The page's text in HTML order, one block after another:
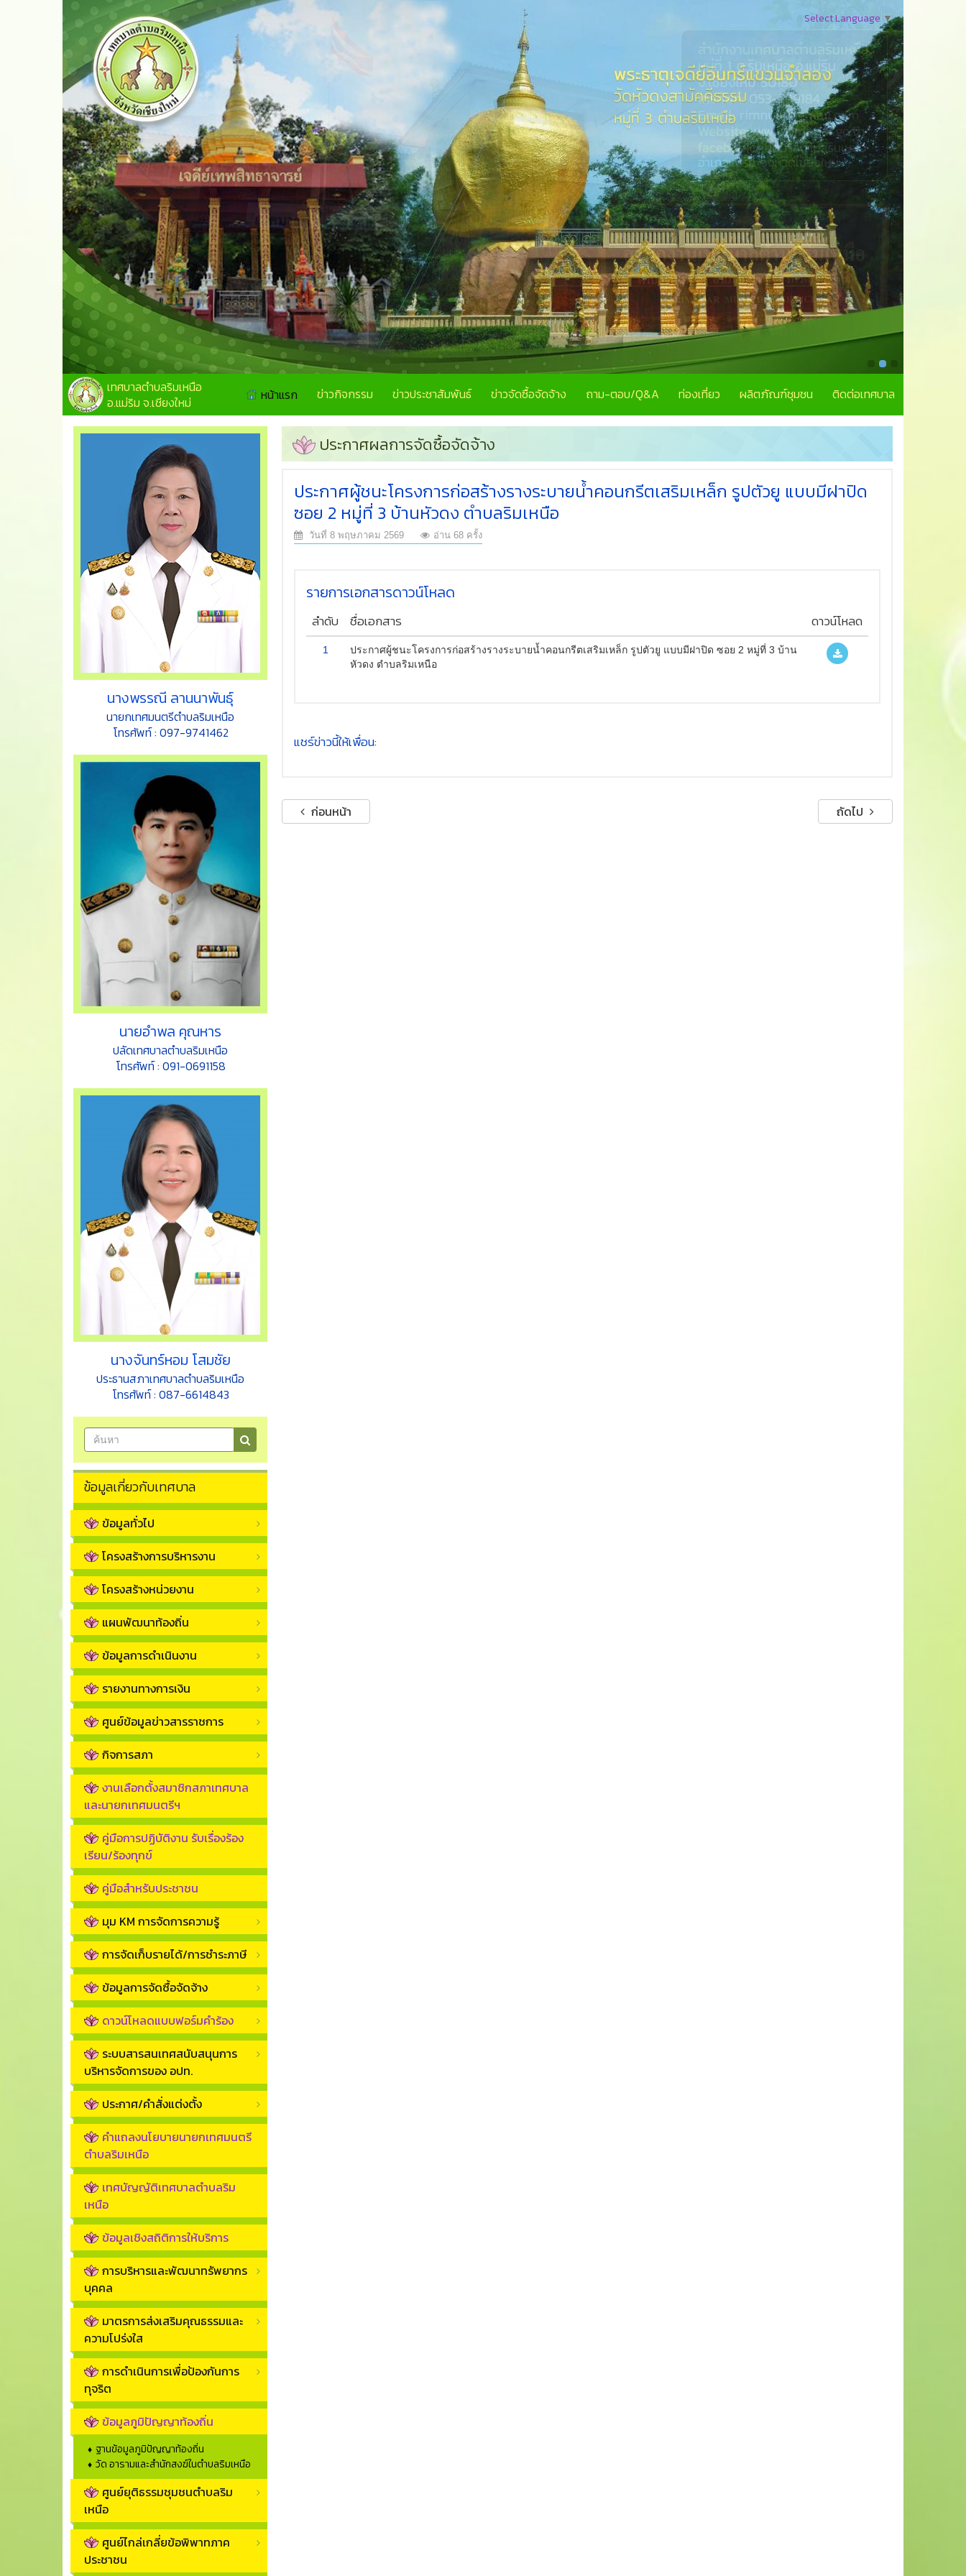
เทศบาลตำบลริมเหนือ
อ.แม่ริม จ.เชียงใหม่
หน้าแรก ข่าวกิจกรรม ข่าวประชาสัมพันธ์ ข่าวจัดซื้อจัดจ้าง ถาม-ตอบ/Q&A ท่องเที่ยว ผลิตภัณฑ์ชุมชน ติดต่อเทศบาล
Select Language ▼
นางพรรณี ลานนาพันธุ์
นายกเทศมนตรีตำบลริมเหนือ
โทรศัพท์ : 097-9741462
นายอำพล คุณหาร
ปลัดเทศบาลตำบลริมเหนือ
โทรศัพท์ : 091-0691158
นางจันทร์หอม โสมชัย
ประธานสภาเทศบาลตำบลริมเหนือ
โทรศัพท์ : 087-6614843
ข้อมูลเกี่ยวกับเทศบาล
ข้อมูลทั่วไป
โครงสร้างการบริหารงาน
โครงสร้างหน่วยงาน
แผนพัฒนาท้องถิ่น
ข้อมูลการดำเนินงาน
รายงานทางการเงิน
ศูนย์ข้อมูลข่าวสารราชการ
กิจการสภา
งานเลือกตั้งสมาชิกสภาเทศบาล
และนายกเทศมนตรีฯ
คู่มือการปฏิบัติงาน รับเรื่องร้อง
เรียน/ร้องทุกข์
คู่มือสำหรับประชาชน
มุม KM การจัดการความรู้
การจัดเก็บรายได้/การชำระภาษี
ข้อมูลการจัดซื้อจัดจ้าง
ดาวน์โหลดแบบฟอร์มคำร้อง
ระบบสารสนเทศสนับสนุนการ
บริหารจัดการของ อปท.
ประกาศ/คำสั่งแต่งตั้ง
คำแถลงนโยบายนายกเทศมนตรี
ตำบลริมเหนือ
เทศบัญญัติเทศบาลตำบลริม
เหนือ
ข้อมูลเชิงสถิติการให้บริการ
การบริหารและพัฒนาทรัพยากร
บุคคล
มาตรการส่งเสริมคุณธรรมและ
ความโปร่งใส
การดำเนินการเพื่อป้องกันการ
ทุจริต
ข้อมูลภูมิปัญญาท้องถิ่น
ฐานข้อมูลภูมิปัญญาท้องถิ่น
วัด อารามและสำนักสงฆ์ในตำบลริมเหนือ
ศูนย์ยุติธรรมชุมชนตำบลริม
เหนือ
ศูนย์ไกล่เกลี่ยข้อพิพาทภาค
ประชาชน
ประกาศผลการจัดซื้อจัดจ้าง
ประกาศผู้ชนะโครงการก่อสร้างรางระบายน้ำคอนกรีตเสริมเหล็ก รูปตัวยู แบบมีฝาปิด
ซอย 2 หมู่ที่ 3 บ้านหัวดง ตำบลริมเหนือ
วันที่ 8 พฤษภาคม 2569 อ่าน 68 ครั้ง
รายการเอกสารดาวน์โหลด
ลำดับ ชื่อเอกสาร ดาวน์โหลด
1
ประกาศผู้ชนะโครงการก่อสร้างรางระบายน้ำคอนกรีตเสริมเหล็ก รูปตัวยู แบบมีฝาปิด ซอย 2 หมู่ที่ 3 บ้าน
หัวดง ตำบลริมเหนือ
แชร์ข่าวนี้ให้เพื่อน:
ก่อนหน้า ถัดไป